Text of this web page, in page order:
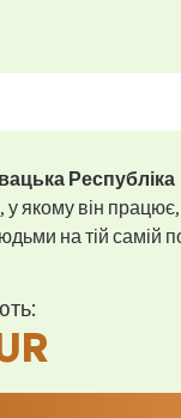
Республіка
якому він
на тій самій